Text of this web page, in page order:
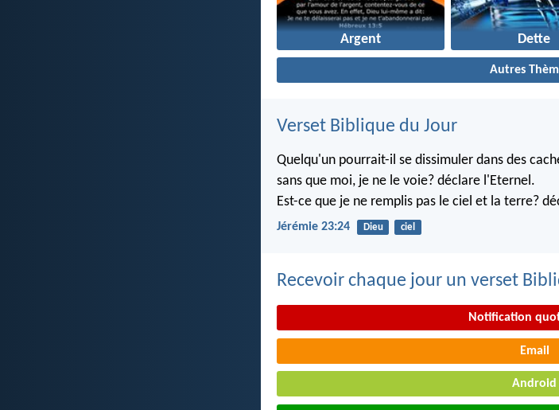
Argent Dette
Autres
Verset Biblique du Jour
Quelqu'un pourrait-il se dissimuler dans des
sans que moi, je ne le voie? déclare l'Eternel.
Est-ce que je ne remplis pas le ciel et la terre?
Jérémie 23:24 Dieu ciel
Recevoir chaque jour un verset
Notification
Email
Android